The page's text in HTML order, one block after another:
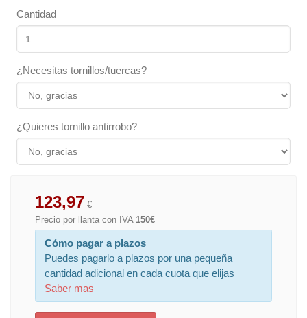
Cantidad
¿Necesitas tornillos/tuercas?
¿Quieres tornillo antirrobo?
123,97 €
Precio por llanta con IVA 150€
Cómo pagar a plazos
Puedes pagarlo a plazos por una pequeña
cantidad adicional en cada cuota que elijas
Saber mas